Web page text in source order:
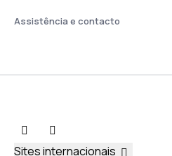
Assistência e contacto
Sites internacionais